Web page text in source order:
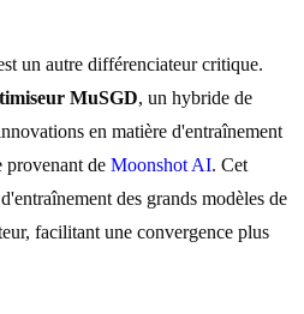
un autre différenciateur critique.
MuSGD, un hybride de
en matière d'entraînement
provenant de Moonshot AI. Cet
des grands modèles de
facilitant une convergence plus